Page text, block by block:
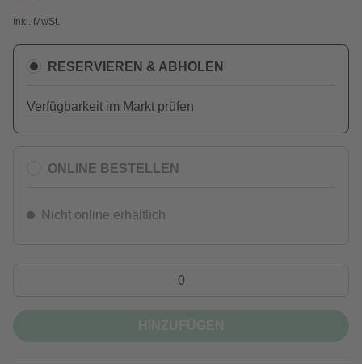
Inkl. MwSt.
RESERVIEREN & ABHOLEN
Verfügbarkeit im Markt prüfen
ONLINE BESTELLEN
Nicht online erhältlich